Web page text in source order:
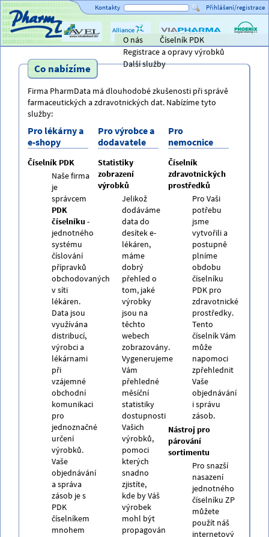
Titulní strana O nás
Číselník PDK
Registrace a opravy výrobků
Další služby
Kontakty Přihlášení/registrace
AVEL Alliance
Healthcare
ViaPharma PHOENIX
Co nabízíme
Firma PharmData má dlouhodobé zkušenosti při správě
farmaceutických a zdravotnických dat. Nabízíme tyto
služby:
Pro lékárny a
e-shopy
Číselník PDK
Naše firma
je
správcem
PDK
číselníku -
jednotného
systému
číslování
přípravků
obchodovaných
v síti
lékáren.
Data jsou
využívána
distribucí,
výrobci a
lékárnami
při
vzájemné
obchodní
komunikaci
pro
jednoznačné
určení
výrobků.
Vaše
objednávání
a správa
zásob je s
PDK
číselníkem
mnohem
Pro výrobce a
dodavatele
Statistiky
zobrazení
výrobků
Jelikož
dodáváme
data do
desítek e-
lékáren,
máme
dobrý
přehled o
tom, jaké
výrobky
jsou na
těchto
webech
zobrazovány.
Vygenerujeme
Vám
přehledné
měsíční
statistiky
dostupnosti
Vašich
výrobků,
pomoci
kterých
snadno
zjistíte,
kde by Váš
výrobek
mohl být
propagován
Pro
nemocnice
Číselník
zdravotnických
prostředků
Pro Vaši
potřebu
jsme
vytvořili a
postupně
plníme
obdobu
číselníku
PDK pro
zdravotnické
prostředky.
Tento
číselník Vám
může
napomoci
zpřehlednit
Vaše
objednávání
i správu
zásob.
Nástroj pro
párování
sortimentu
Pro snazší
nasazení
jednotného
číselníku ZP
můžete
použít náš
internetový